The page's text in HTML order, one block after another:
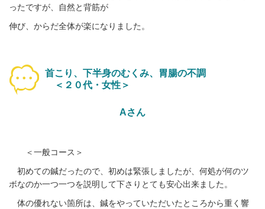
ったですが、
自然と背筋が
伸び、からだ全体が楽になりました。
首こり、下半身のむくみ、胃腸の不調
＜２０代・女性＞
Aさん
＜一般コース＞
初めての鍼だったので、初めは緊張しましたが、何処が何のツ
ボなのか一つ一つを説明して下さりとても安心出来ました。
体の優れない箇所は、鍼をやっていただいたところから重く響